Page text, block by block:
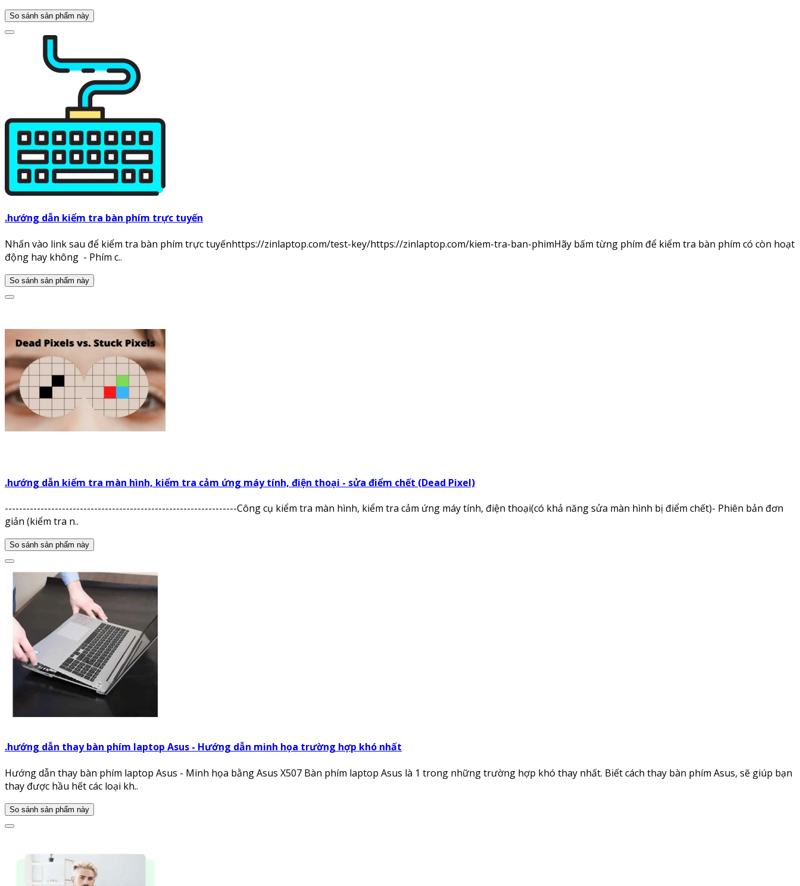
So sánh sản phẩm này
.hướng dẫn kiểm tra bàn phím trực tuyến
Nhấn vào link sau để kiểm tra bàn phím trực tuyếnhttps://zinlaptop.com/test-key/https://zinlaptop.com/kiem-tra-ban-phimHãy bấm từng phím để kiểm tra bàn phím có còn hoạt
động hay không - Phím c..
So sánh sản phẩm này
.hướng dẫn kiểm tra màn hình, kiểm tra cảm ứng máy tính, điện thoại - sửa điểm chết (Dead Pixel)
-----------------------------------------------------------------Công cụ kiểm tra màn hình, kiểm tra cảm ứng máy tính, điện thoại(có khả năng sửa màn hình bị điểm chết)- Phiên bản đơn
giản (kiểm tra n..
So sánh sản phẩm này
.hướng dẫn thay bàn phím laptop Asus - Hướng dẫn minh họa trường hợp khó nhất
Hướng dẫn thay bàn phím laptop Asus - Minh họa bằng Asus X507 Bàn phím laptop Asus là 1 trong những trường hợp khó thay nhất. Biết cách thay bàn phím Asus, sẽ giúp bạn
thay được hầu hết các loại kh..
So sánh sản phẩm này